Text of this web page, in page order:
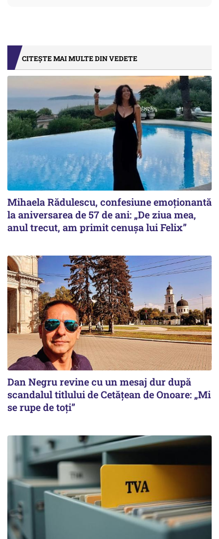
CITEȘTE MAI MULTE DIN VEDETE
Mihaela Rădulescu, confesiune emoționantă
la aniversarea de 57 de ani: „De ziua mea,
anul trecut, am primit cenușa lui Felix”
Dan Negru revine cu un mesaj dur după
scandalul titlului de Cetățean de Onoare: „Mi
se rupe de toți”